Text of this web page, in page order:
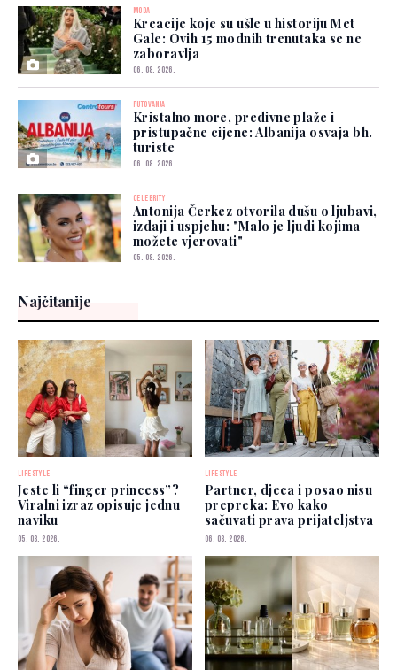
MODA
Kreacije koje su ušle u historiju Met
Gale: Ovih 15 modnih trenutaka se ne
zaboravlja
06. 08. 2026.
PUTOVANJA
Kristalno more, predivne plaže i
pristupačne cijene: Albanija osvaja bh.
turiste
06. 08. 2026.
CELEBRITY
Antonija Čerkez otvorila dušu o ljubavi,
izdaji i uspjehu: "Malo je ljudi kojima
možete vjerovati"
05. 08. 2026.
Najčitanije
LIFESTYLE
Jeste li “finger princess”?
Viralni izraz opisuje jednu
naviku
05. 08. 2026.
LIFESTYLE
Partner, djeca i posao nisu
prepreka: Evo kako
sačuvati prava prijateljstva
06. 08. 2026.